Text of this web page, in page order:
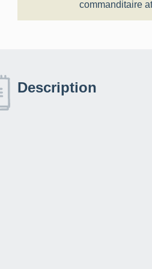
commanditaire
Description